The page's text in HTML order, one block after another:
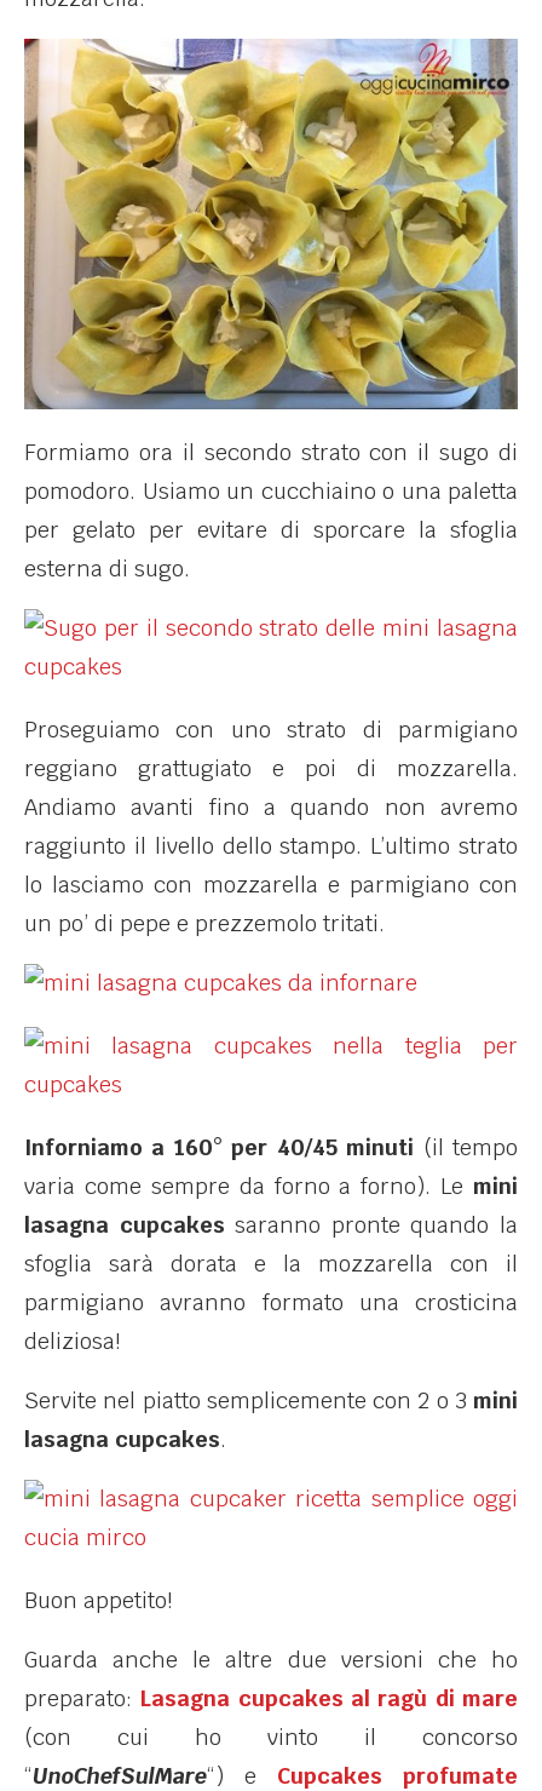
Formiamo ora il secondo strato con il sugo di
pomodoro. Usiamo un cucchiaino o una paletta
per gelato per evitare di sporcare la sfoglia
esterna di sugo.
Proseguiamo con uno strato di parmigiano
reggiano grattugiato e poi di mozzarella.
Andiamo avanti fino a quando non avremo
raggiunto il livello dello stampo. L’ultimo strato
lo lasciamo con mozzarella e parmigiano con
un po’ di pepe e prezzemolo tritati.
Inforniamo a 160° per 40/45 minuti (il tempo
varia come sempre da forno a forno). Le mini
lasagna cupcakes saranno pronte quando la
sfoglia sarà dorata e la mozzarella con il
parmigiano avranno formato una crosticina
deliziosa!
Servite nel piatto semplicemente con 2 o 3 mini
lasagna cupcakes.
Buon appetito!
Guarda anche le altre due versioni che ho
preparato: Lasagna cupcakes al ragù di mare
(con cui ho vinto il concorso
“UnoChefSulMare“) e Cupcakes profumate